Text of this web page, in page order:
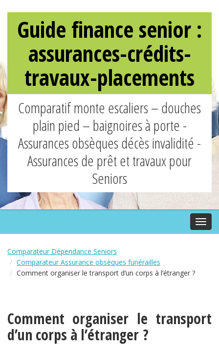
Guide finance senior :
assurances-crédits-
travaux-placements
Comparatif monte escaliers – douches
plain pied – baignoires à porte -
Assurances obsèques décès invalidité -
Assurances de prêt et travaux pour
Seniors
Comparateur Dépendance Seniors
Comparateur Assurance obsèques funérailles
Comment organiser le transport d’un corps à l’étranger ?
Comment organiser le transport
d’un corps à l’étranger ?